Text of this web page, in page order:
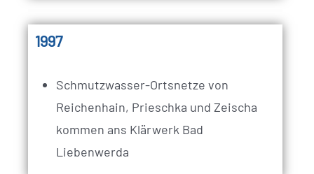
1997
Schmutzwasser-Ortsnetze von
Reichenhain, Prieschka und Zeischa
kommen ans Klärwerk Bad
Liebenwerda